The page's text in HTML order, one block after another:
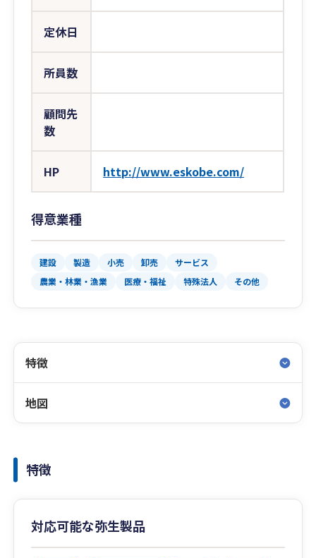
定休日
所員数
顧問先
数
HP http://www.eskobe.com/
得意業種
建設 製造 小売 卸売
サービス
農業・林業・漁業
医療・福祉 特殊法人 その他
特徴
地図
特徴
対応可能な弥生製品